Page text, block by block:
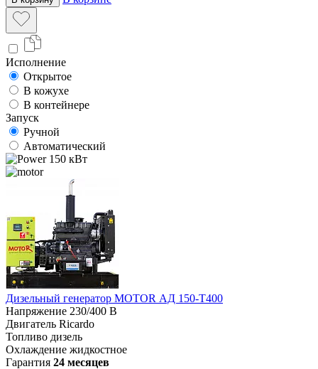
Исполнение
Открытое
В кожухе
В контейнере
Запуск
Ручной
Автоматический
150 кВт
Дизельный генератор MOTOR АД 150-Т400
Напряжение 230/400 В
Двигатель Ricardo
Топливо дизель
Охлаждение жидкостное
Гарантия 24 месяцев